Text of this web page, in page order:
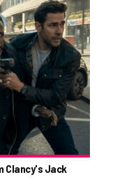
Clancy's Jack